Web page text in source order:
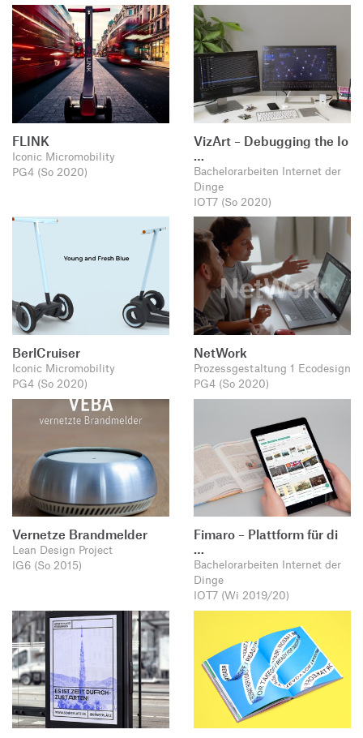
FLINK
Iconic Micromobility
PG4 (So 2020)
VizArt – Debugging the Io
Bachelorarbeiten Internet der
Dinge
IOT7 (So 2020)
BerlCruiser
Iconic Micromobility
PG4 (So 2020)
NetWork
Prozessgestaltung 1 Ecodesign
PG4 (So 2020)
Vernetze Brandmelder
Lean Design Project
IG6 (So 2015)
Fimaro – Plattform für di
…
Bachelorarbeiten Internet der
Dinge
IOT7 (Wi 2019/20)